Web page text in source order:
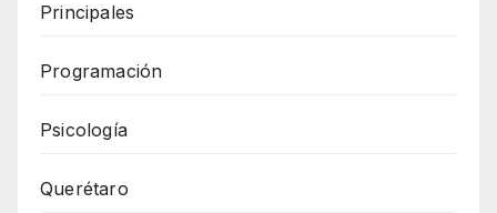
Principales
Programación
Psicología
Querétaro